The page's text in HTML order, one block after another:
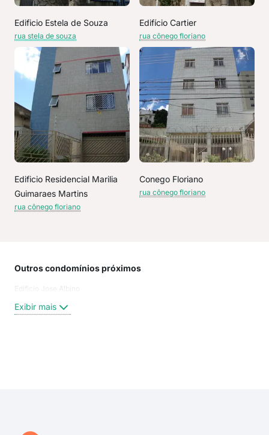
Edificio Estela de Souza
rua stela de souza
Edifício Cartier
rua cônego floriano
Edificio Residencial Marilia
Guimaraes Martins
rua cônego floriano
Conego Floriano
rua cônego floriano
Outros condomínios próximos
Edificio Jose Albino
Exibir mais